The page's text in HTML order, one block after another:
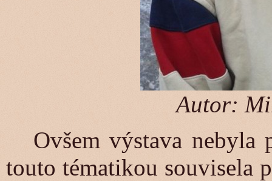
Autor:
Ovšem výstava nebyla
touto tématikou souvisela